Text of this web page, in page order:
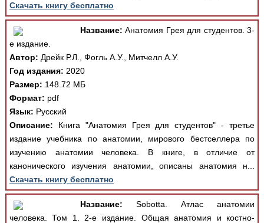
Скачать книгу бесплатно
Название: Анатомия Грея для студентов. 3-
е издание.
Автор: Дрейк Р.Л., Фогль А.У., Митчелл А.У.
Год издания: 2020
Размер: 148.72 МБ
Формат: pdf
Язык: Русский
Описание: Книга "Анатомия Грея для студентов" - третье
издание учебника по анатомии, мирового бестселлера по
изучению анатомии человека. В книге, в отличие от
канонического изучения анатомии, описаны анатомия н...
Скачать книгу бесплатно
Название: Sobotta. Атлас анатомии
человека. Том 1. 2-е издание. Общая анатомия и костно-